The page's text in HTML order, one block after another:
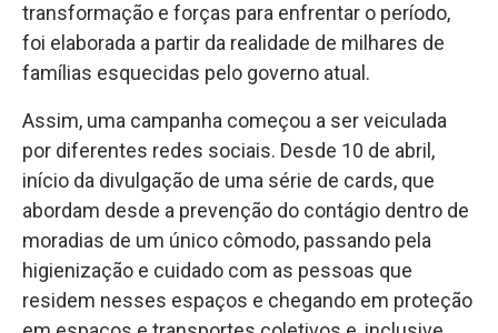
transformação e forças para enfrentar o período,
foi elaborada a partir da realidade de milhares de
famílias esquecidas pelo governo atual.
Assim, uma campanha começou a ser veiculada
por diferentes redes sociais. Desde 10 de abril,
início da divulgação de uma série de cards, que
abordam desde a prevenção do contágio dentro de
moradias de um único cômodo, passando pela
higienização e cuidado com as pessoas que
residem nesses espaços e chegando em proteção